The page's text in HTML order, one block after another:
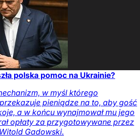
polska pomoc na Ukrainie?
w myśl którego
pieniądze na to, aby gość
a w końcu wynajmował mu jego
opłaty za przygotowywane przez
Gadowski.